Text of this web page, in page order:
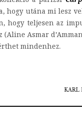
hogy utána mi lesz
hogy teljesen az
(Aline Asmar
mindenhez.
KARL